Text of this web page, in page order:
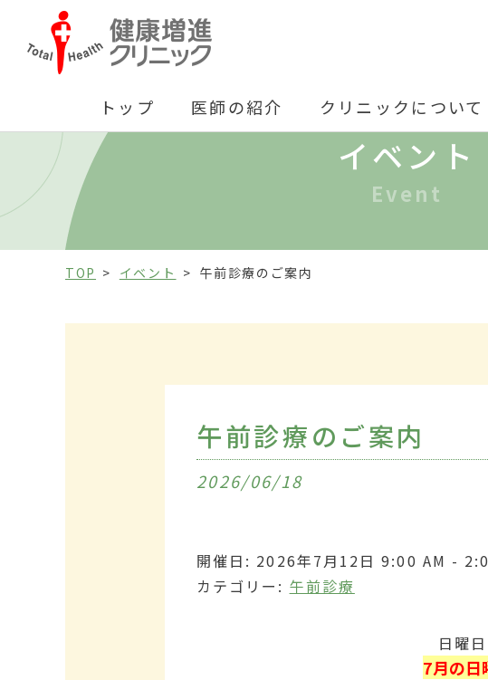
トップ 医師の紹介 クリニックについて
イベント
Event
TOP イベント 午前診療のご案内
午前診療のご案内
2026/06/18
開催日: 2026年7月12日 9:00 AM -
カテゴリー: 午前診療
日曜
7月の日